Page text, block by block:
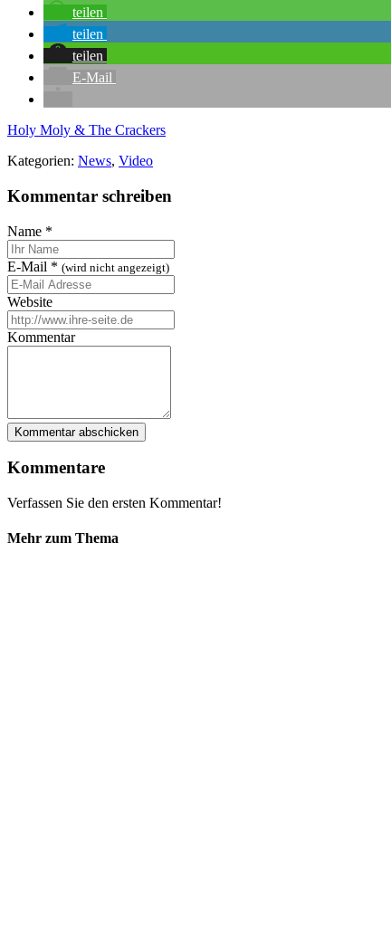
teilen
teilen
teilen
E-Mail
Holy Moly & The Crackers
Kategorien: News, Video
Kommentar schreiben
Name *
E-Mail * (wird nicht angezeigt)
Website
Kommentar
Kommentare
Verfassen Sie den ersten Kommentar!
Mehr zum Thema